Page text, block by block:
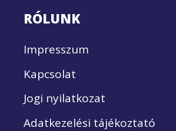
RÓLUNK
Impresszum
Kapcsolat
Jogi nyilatkozat
Adatkezelési tájékoztató